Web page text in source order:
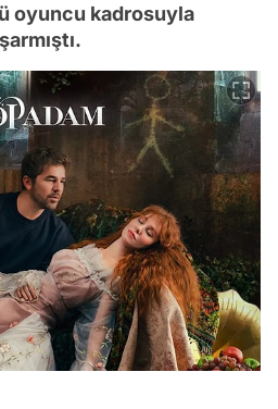
oyuncu kadrosuyla